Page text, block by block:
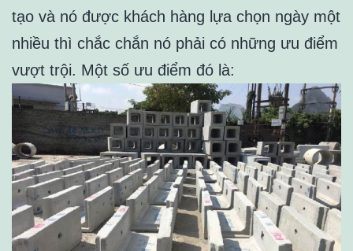
tạo và nó được khách hàng lựa chọn ngày một
nhiều thì chắc chắn nó phải có những ưu điểm
vượt trội. Một số ưu điểm đó là: